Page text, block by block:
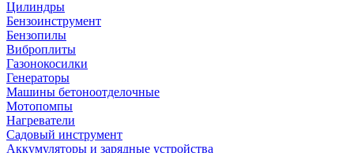
Цилиндры
Бензоинструмент
Бензопилы
Виброплиты
Газонокосилки
Генераторы
Машины бетоноотделочные
Мотопомпы
Нагреватели
Садовый инструмент
Аккумуляторы и зарядные устройства